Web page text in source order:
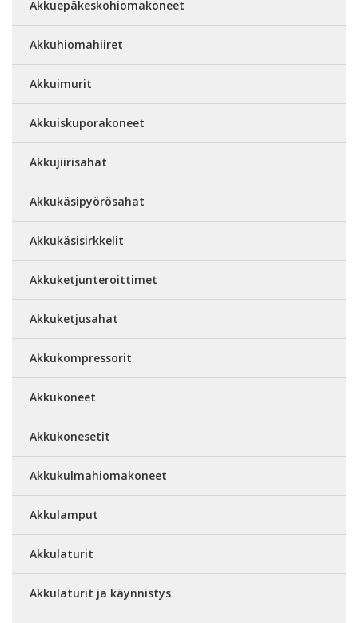
Akkuepäkeskohiomakoneet
Akkuhiomahiiret
Akkuimurit
Akkuiskuporakoneet
Akkujiirisahat
Akkukäsipyörösahat
Akkukäsisirkkelit
Akkuketjunteroittimet
Akkuketjusahat
Akkukompressorit
Akkukoneet
Akkukonesetit
Akkukulmahiomakoneet
Akkulamput
Akkulaturit
Akkulaturit ja käynnistys